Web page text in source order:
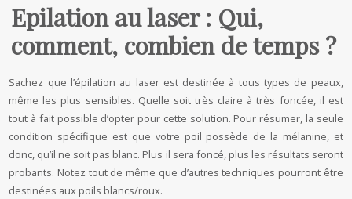
Epilation au laser : Qui,
comment, combien de temps ?
Sachez que l’épilation au laser est destinée à tous types de peaux,
même les plus sensibles. Quelle soit très claire à très foncée, il est
tout à fait possible d’opter pour cette solution. Pour résumer, la seule
condition spécifique est que votre poil possède de la mélanine, et
donc, qu’il ne soit pas blanc. Plus il sera foncé, plus les résultats seront
probants. Notez tout de même que d’autres techniques pourront être
destinées aux poils blancs/roux.